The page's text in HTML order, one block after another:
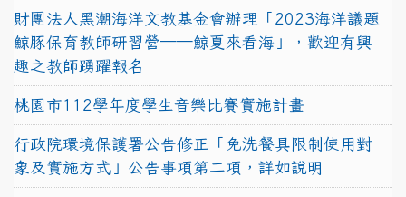
財團法人黑潮海洋文教基金會辦理「2023海洋議題
鯨豚保育教師研習營──鯨夏來看海」，歡迎有興
趣之教師踴躍報名
桃園市112學年度學生音樂比賽實施計畫
行政院環境保護署公告修正「免洗餐具限制使用對
象及實施方式」公告事項第二項，詳如說明